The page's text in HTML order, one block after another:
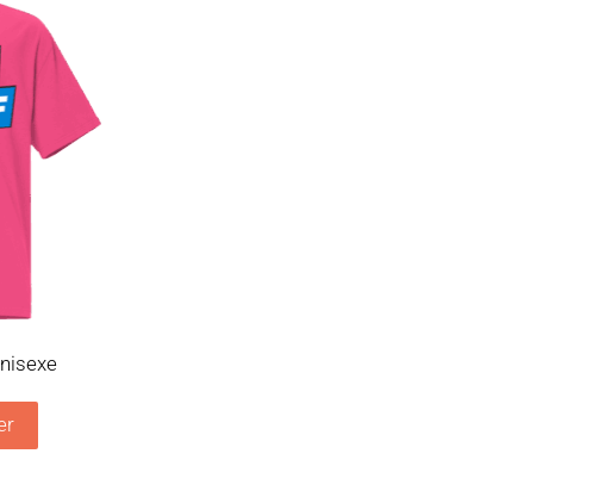
Ajouter
wishlist